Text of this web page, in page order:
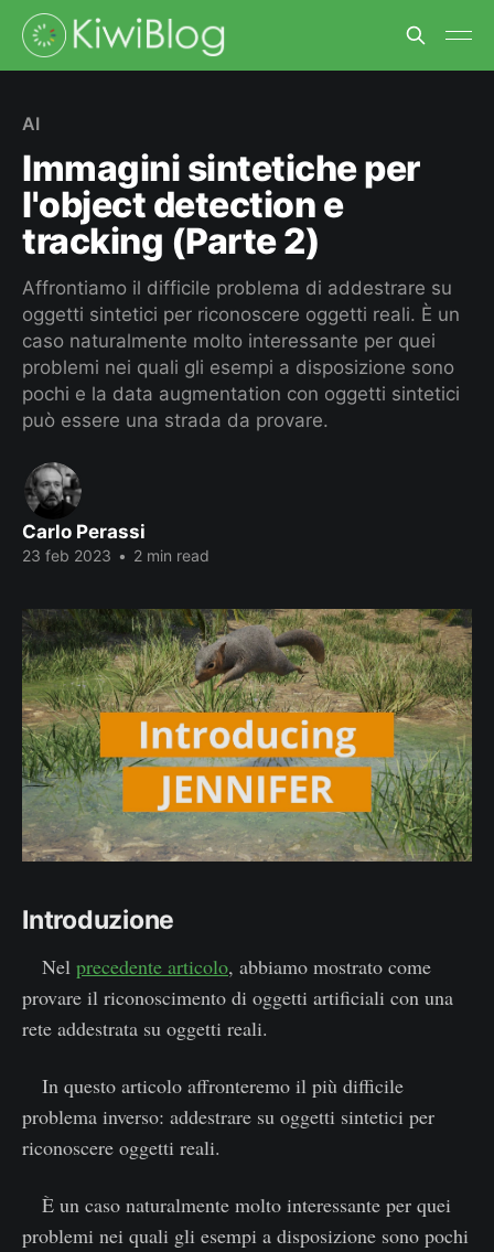
AI
Immagini sintetiche per
l'object detection e
tracking (Parte 2)
Affrontiamo il difficile problema di addestrare su
oggetti sintetici per riconoscere oggetti reali. È un
caso naturalmente molto interessante per quei
problemi nei quali gli esempi a disposizione sono
pochi e la data augmentation con oggetti sintetici
può essere una strada da provare.
Carlo Perassi
23 feb 2023 • 2 min read
Introduzione
Nel precedente articolo, abbiamo mostrato come
provare il riconoscimento di oggetti artificiali con una
rete addestrata su oggetti reali.
In questo articolo affronteremo il più difficile
problema inverso: addestrare su oggetti sintetici per
riconoscere oggetti reali.
È un caso naturalmente molto interessante per quei
problemi nei quali gli esempi a disposizione sono pochi